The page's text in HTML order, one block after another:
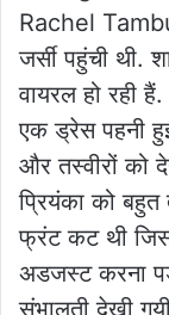
Rachel
जर्सी पहुंची थी.
वायरल हो रही
एक ड्रेस पहनी
और तस्वीरों को
प्रियंका को
फ्रंट कट थी
अडजस्ट करना